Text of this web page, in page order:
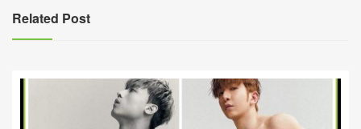
覽
Related Post